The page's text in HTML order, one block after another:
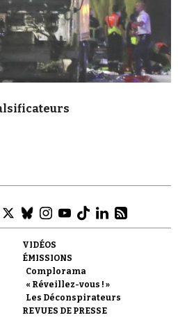
VIDÉOS
ÉMISSIONS
Complorama
« Réveillez-vous ! »
Les Déconspirateurs
REVUES DE PRESSE